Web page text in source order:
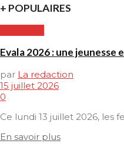
+ POPULAIRES
Evala 2026 : une
par La redaction
15 juillet 2026
0
Ce lundi 13 juillet 2026, les
En savoir plus